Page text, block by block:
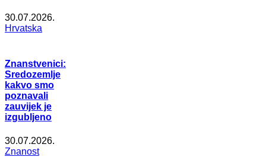
30.07.2026.
Hrvatska
Znanstvenici:
Sredozemlje
kakvo smo
poznavali
zauvijek je
izgubljeno
30.07.2026.
Znanost